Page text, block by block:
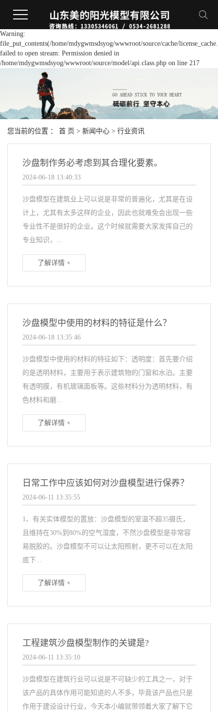
Warning:
file_put_contents(/home/mdygwmsdsyog/wwwroot/source/cache/
failed to open stream: Permission denied in
/home/mdygwmsdsyog/wwwroot/source/model/api.class.php on line 217
您当前的位置 ： 首 页 > 新闻中心 > 行业资讯
沙盘制作务必考虑到其合理化要素。
2024-06-18 13:40:33
沙盘模型在建筑业上可以说是非常的普遍化，尤其是在设
计上，尤其有太多这样的企业，因此也就难免会出现一些
专业性不是很好的企业。这个时候就需要大家发挥自己的
专业知识，...
了解详情 +
沙盘模型中使用的材料的特征是什么？
2024-06-18 13:35:46
沙盘模型中使用的材料的特征如下：透明度：首先要介绍
的是透明材料，主要用于表示建筑物的门窗和水泊。主要
有透明膜，有机玻璃面板等。这些材料分为透明材料，有
色材料和磨...
了解详情 +
日常工作中应该如何对沙盘模型进行保养？
2024-06-11 13:35:55
1、有关实体模型的置放：沙盘模型的室温不超35摄氏，
且维持在30%到80%的空气湿度，不然沙盘模型是非常容
易脱胶的。沙盘模型不可以让太阳照射，更不可以在太阳
底下...
了解详情 +
工程建筑沙盘模型制作的关键是?
2024-06-11 13:35:10
沙盘模型在建筑行业可以说是不可缺少的工具之一，对于
该产品的具体作用可能知道的人不多，毕竟该产品也只是
作用于建设设计行业，今天本小编就带领着大家了解下它